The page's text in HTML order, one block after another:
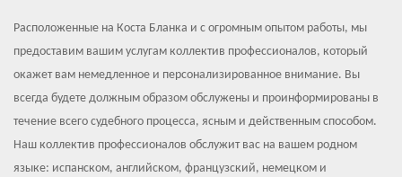
Расположенные на Коста Бланка и с огромным опытом работы, мы
предоставим вашим услугам коллектив профессионалов, который
окажет вам немедленное и персонализированное внимание. Вы
всегда будете должным образом обслужены и проинформированы в
течение всего судебного процесса, ясным и действенным способом.
Наш коллектив профессионалов обслужит вас на вашем родном
языке: испанском, английском, французский, немецком и